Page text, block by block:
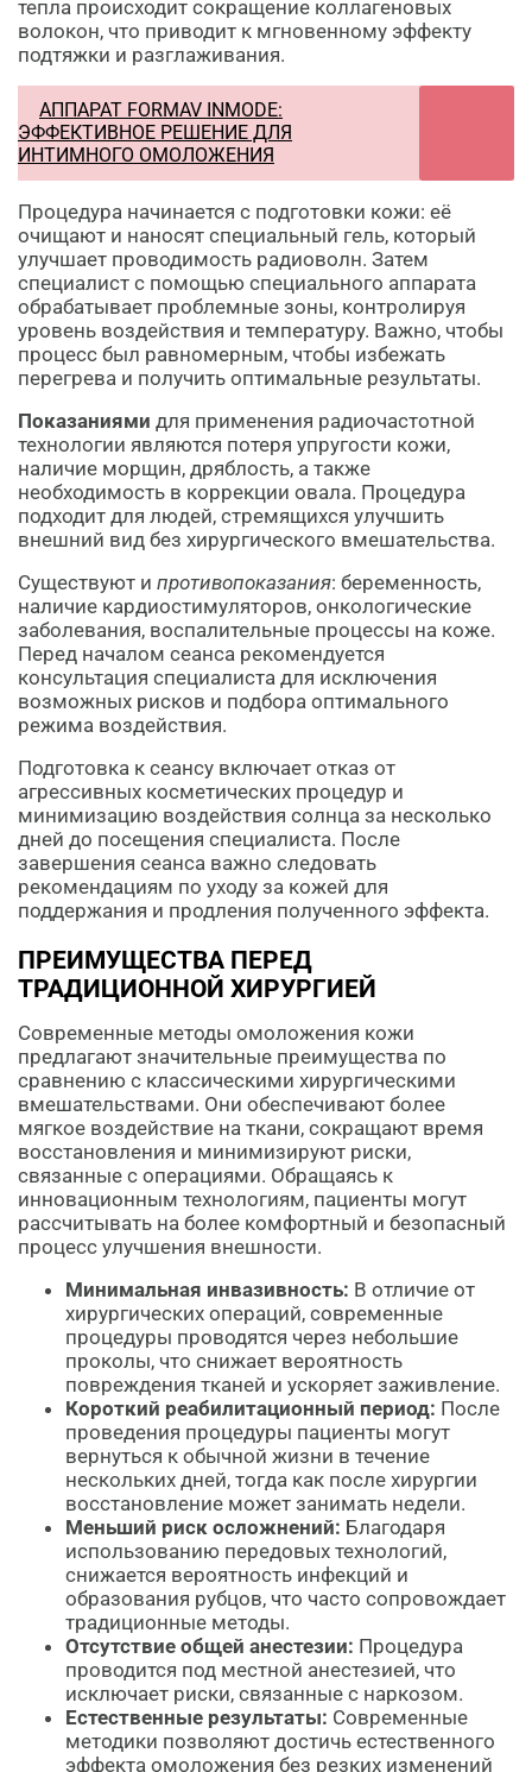
тепла происходит сокращение коллагеновых
волокон, что приводит к мгновенному эффекту
подтяжки и разглаживания.
АППАРАТ FORMAV INMODE:
ЭФФЕКТИВНОЕ РЕШЕНИЕ ДЛЯ
ИНТИМНОГО ОМОЛОЖЕНИЯ
Процедура начинается с подготовки кожи: её
очищают и наносят специальный гель, который
улучшает проводимость радиоволн. Затем
специалист с помощью специального аппарата
обрабатывает проблемные зоны, контролируя
уровень воздействия и температуру. Важно, чтобы
процесс был равномерным, чтобы избежать
перегрева и получить оптимальные результаты.
Показаниями для применения радиочастотной
технологии являются потеря упругости кожи,
наличие морщин, дряблость, а также
необходимость в коррекции овала. Процедура
подходит для людей, стремящихся улучшить
внешний вид без хирургического вмешательства.
Существуют и противопоказания: беременность,
наличие кардиостимуляторов, онкологические
заболевания, воспалительные процессы на коже.
Перед началом сеанса рекомендуется
консультация специалиста для исключения
возможных рисков и подбора оптимального
режима воздействия.
Подготовка к сеансу включает отказ от
агрессивных косметических процедур и
минимизацию воздействия солнца за несколько
дней до посещения специалиста. После
завершения сеанса важно следовать
рекомендациям по уходу за кожей для
поддержания и продления полученного эффекта.
ПРЕИМУЩЕСТВА ПЕРЕД
ТРАДИЦИОННОЙ ХИРУРГИЕЙ
Современные методы омоложения кожи
предлагают значительные преимущества по
сравнению с классическими хирургическими
вмешательствами. Они обеспечивают более
мягкое воздействие на ткани, сокращают время
восстановления и минимизируют риски,
связанные с операциями. Обращаясь к
инновационным технологиям, пациенты могут
рассчитывать на более комфортный и безопасный
процесс улучшения внешности.
Минимальная инвазивность: В отличие от
хирургических операций, современные
процедуры проводятся через небольшие
проколы, что снижает вероятность
повреждения тканей и ускоряет заживление.
Короткий реабилитационный период: После
проведения процедуры пациенты могут
вернуться к обычной жизни в течение
нескольких дней, тогда как после хирургии
восстановление может занимать недели.
Меньший риск осложнений: Благодаря
использованию передовых технологий,
снижается вероятность инфекций и
образования рубцов, что часто сопровождает
традиционные методы.
Отсутствие общей анестезии: Процедура
проводится под местной анестезией, что
исключает риски, связанные с наркозом.
Естественные результаты: Современные
методики позволяют достичь естественного
эффекта омоложения без резких изменений